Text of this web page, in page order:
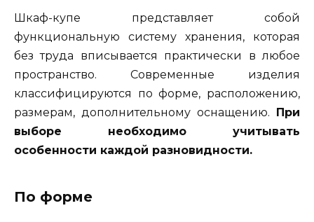
Шкаф-купе представляет собой
функциональную систему хранения, которая
без труда вписывается практически в любое
пространство. Современные изделия
классифицируются по форме, расположению,
размерам, дополнительному оснащению. При
выборе необходимо учитывать
особенности каждой разновидности.
По форме